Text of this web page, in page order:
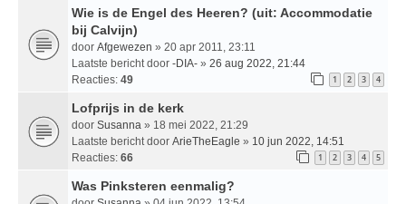
Wie is de Engel des Heeren? (uit: Accommodatie
bij Calvijn)
door Afgewezen » 20 apr 2011, 23:11
Laatste bericht door -DIA- » 26 aug 2022, 21:44
Reacties: 49 1 2 3 4
Lofprijs in de kerk
door Susanna » 18 mei 2022, 21:29
Laatste bericht door ArieTheEagle » 10 jun 2022, 14:51
Reacties: 66 1 2 3 4 5
Was Pinksteren eenmalig?